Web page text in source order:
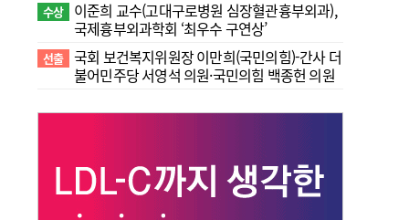
수상
이준희 교수(고대구로병원 심장혈관흉부외과),
국제흉부외과학회 ‘최우수 구연상’
선출 국회 보건복지위원장 이만희(국민의힘)-간사 더
불어민주당 서영석 의원·국민의힘 백종헌 의원